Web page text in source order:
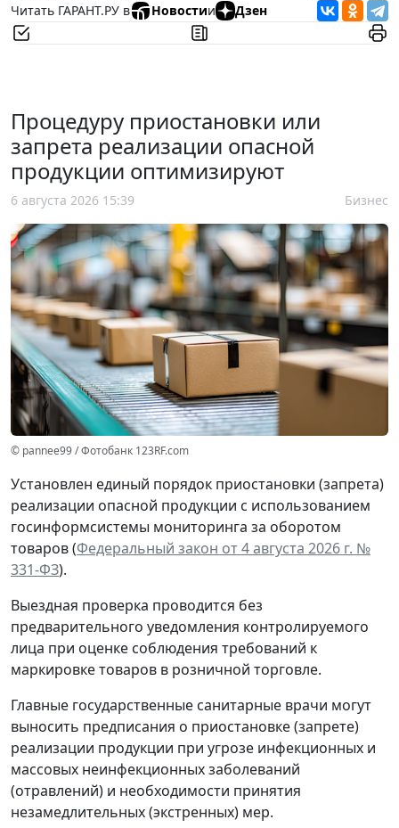
Читать ГАРАНТ.РУ в
Новостии Дзен
Процедуру приостановки или
запрета реализации опасной
продукции оптимизируют
6 августа 2026 15:39 Бизнес
© pannee99 / Фотобанк 123RF.com
Установлен единый порядок приостановки (запрета)
реализации опасной продукции с использованием
госинформсистемы мониторинга за оборотом
товаров (Федеральный закон от 4 августа 2026 г. №
331-ФЗ).
Выездная проверка проводится без
предварительного уведомления контролируемого
лица при оценке соблюдения требований к
маркировке товаров в розничной торговле.
Главные государственные санитарные врачи могут
выносить предписания о приостановке (запрете)
реализации продукции при угрозе инфекционных и
массовых неинфекционных заболеваний
(отравлений) и необходимости принятия
незамедлительных (экстренных) мер.